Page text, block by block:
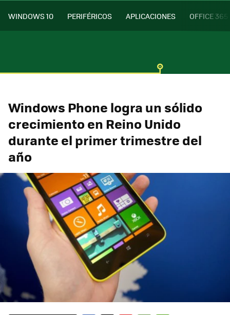
WINDOWS 10 PERIFÉRICOS APLICACIONES OFFICE 365
Windows Phone logra un sólido
crecimiento en Reino Unido
durante el primer trimestre del
año